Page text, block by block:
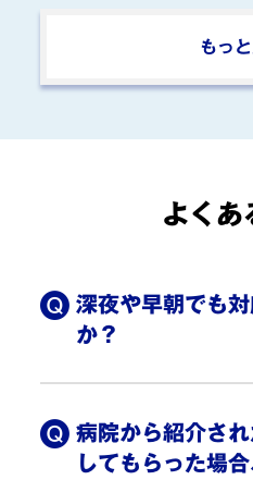
葬儀プラン:
大阪市鶴見区 N様
葬儀プラン: 一
フの方には大変感謝してい
ざいました。
東大阪市 A様
もっ
よくあ
深夜や早朝でも
か？
するすべてにエンディン
すので、ご安心ください
病院から紹介さ
してもらった場